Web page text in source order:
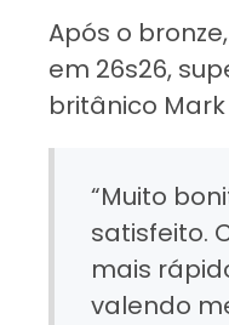
Após o
em 26s26,
britânico
“Muito
satisfeito.
mais
valendo